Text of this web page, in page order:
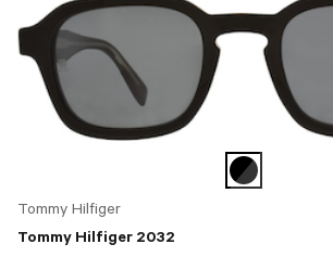
Tommy Hilfiger
Tommy Hilfiger 2032